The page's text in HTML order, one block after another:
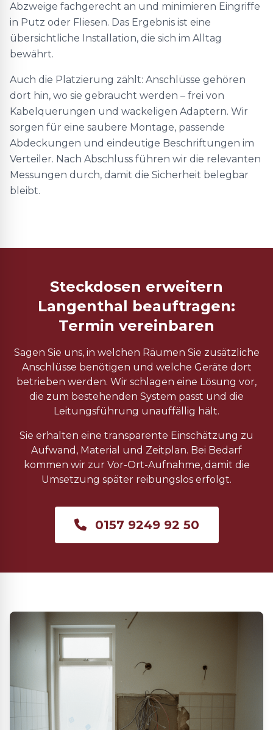
Abzweige fachgerecht an und minimieren Eingriffe
in Putz oder Fliesen. Das Ergebnis ist eine
übersichtliche Installation, die sich im Alltag
bewährt.
Auch die Platzierung zählt: Anschlüsse gehören
dort hin, wo sie gebraucht werden – frei von
Kabelquerungen und wackeligen Adaptern. Wir
sorgen für eine saubere Montage, passende
Abdeckungen und eindeutige Beschriftungen im
Verteiler. Nach Abschluss führen wir die relevanten
Messungen durch, damit die Sicherheit belegbar
bleibt.
Steckdosen erweitern
Langenthal beauftragen:
Termin vereinbaren
Sagen Sie uns, in welchen Räumen Sie zusätzliche
Anschlüsse benötigen und welche Geräte dort
betrieben werden. Wir schlagen eine Lösung vor,
die zum bestehenden System passt und die
Leitungsführung unauffällig hält.
Sie erhalten eine transparente Einschätzung zu
Aufwand, Material und Zeitplan. Bei Bedarf
kommen wir zur Vor-Ort-Aufnahme, damit die
Umsetzung später reibungslos erfolgt.
0157 9249 92 50